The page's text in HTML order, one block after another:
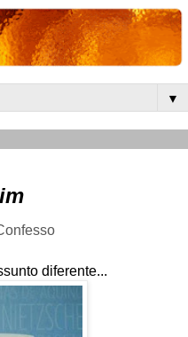
▼
diferente...